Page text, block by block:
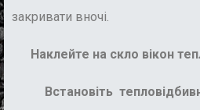
закривати вночі.
Наклейте на скло вікон
Встановіть